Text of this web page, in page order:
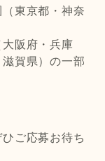
（東京都・神奈
大阪府・兵庫
賀県）の一部
ご応募お待ち